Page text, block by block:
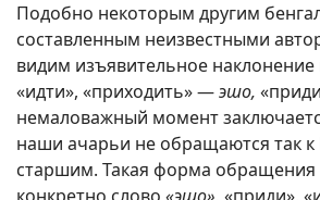
Подобно некоторым другим
составленным неизвестными
видим изъявительное наклонение
«идти», «приходить» —эшо,
немаловажный момент
наши ачарьи не обращаются так к
старшим. Такая форма обращения